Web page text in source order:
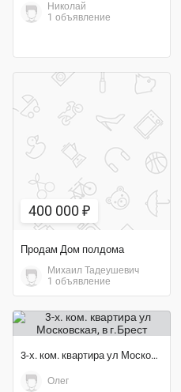
Николай
1 объявление
400 000 ₽
Продам Дом полдома
Михаил Тадеушевич
1 объявление
3-х. ком. квартира ул Московская
Олег